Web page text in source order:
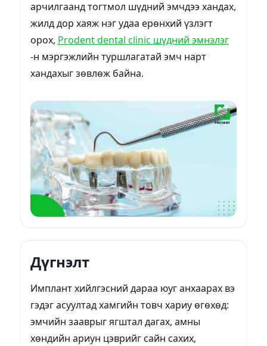
арчилгаанд тогтмол шүдний эмчдээ хандах,
жилд дор хаяж нэг удаа ерөнхий үзлэгт
орох, Prodent dental clinic шүдний эмнэлэг
-н мэргэжлийн туршлагатай эмч нарт
хандахыг зөвлөж байна.
Дүгнэлт
Имплант хийлгэсний дараа юуг анхаарах вэ
гэдэг асуултад хамгийн товч хариу өгөхөд:
эмчийн зааврыг ягштал дагах, амны
хөндийн ариун цэврийг сайн сахих,